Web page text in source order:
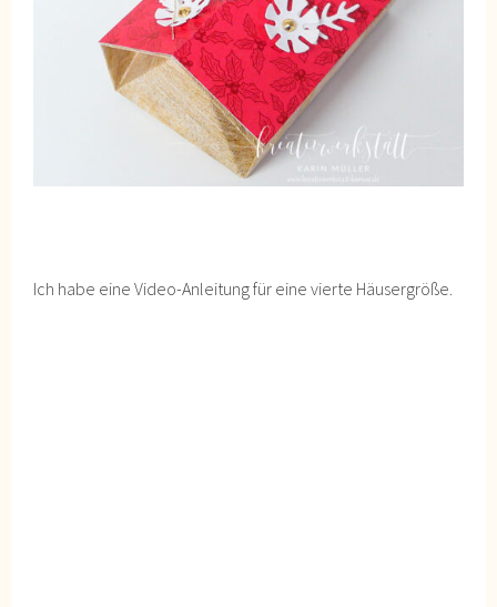
Ich habe eine Video-Anleitung für eine vierte Häusergröße.